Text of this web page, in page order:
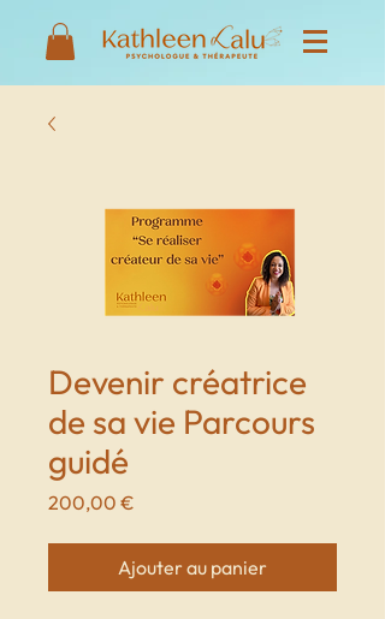
Devenir créatrice
de sa vie Parcours
guidé
200,00 €
Ajouter au panier